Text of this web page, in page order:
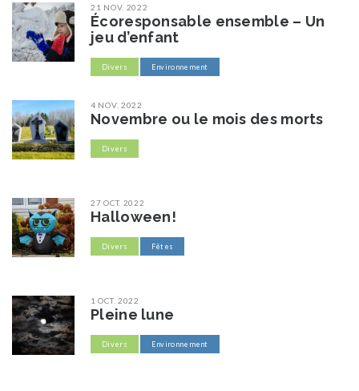
21 NOV. 2022
Écoresponsable ensemble – Un
jeu d’enfant
Divers Environnement
4 NOV. 2022
Novembre ou le mois des morts
Divers
27 OCT. 2022
Halloween!
Divers Fêtes
1 OCT. 2022
Pleine lune
Divers Environnement